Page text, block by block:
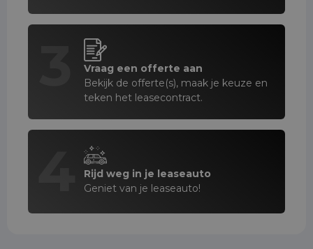
Vraag een offerte aan
Bekijk de offerte(s), maak je keuze en
teken het leasecontract.
Rijd weg in je leaseauto
Geniet van je leaseauto!